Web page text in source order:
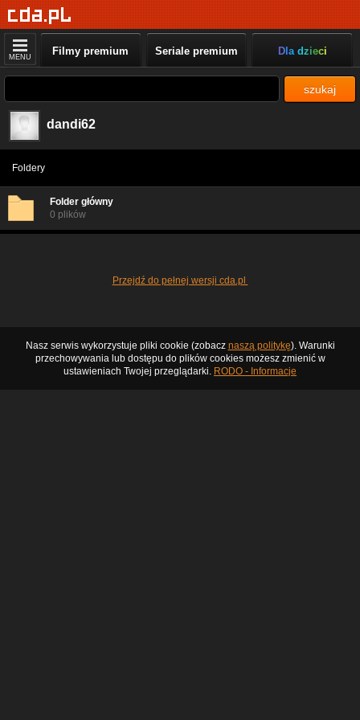
MENU Filmy premium Seriale premium Dla dzieci
szukaj
dandi62
Foldery
Folder główny
0 plików
Przejdź do pełnej wersji cda.pl
Nasz serwis wykorzystuje pliki cookie (zobacz naszą politykę). Warunki
przechowywania lub dostępu do plików cookies możesz zmienić w
ustawieniach Twojej przeglądarki. RODO - Informacje